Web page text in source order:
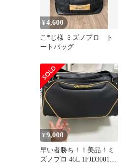
¥4,600
こ*じ様 ミズノプロ ト
ートバッグ
¥9,000
早い者勝ち！！美品！ミ
ズノプロ 46L 1FJD3001